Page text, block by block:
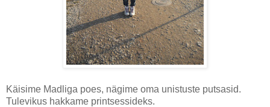
Käisime Madliga poes, nägime oma unistuste putsasid.
Tulevikus hakkame printsessideks.